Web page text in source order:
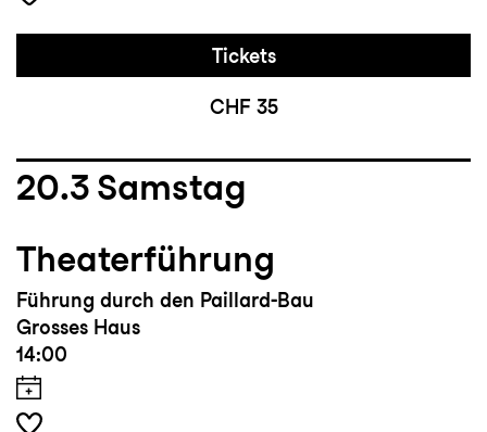
Tickets
CHF 35
20.3 Samstag
Theaterführung
Führung durch den Paillard-Bau
Grosses Haus
14:00